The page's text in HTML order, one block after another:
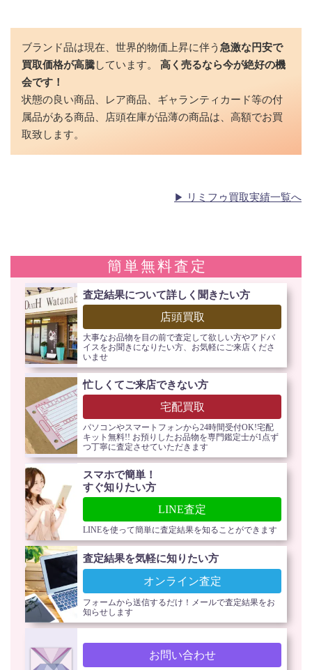
ブランド品は現在、世界的物価上昇に伴う 急激な円安で
買取価格が高騰しています。 高く売るなら今が絶好の機
会です！
状態の良い商品、レア商品、ギャランティカード等の付
属品がある商品、店頭在庫が品薄の商品は、高額でお買
取致します。
リミフゥ買取実績一覧へ
簡単無料査定
査定結果について詳しく聞きたい方
店頭買取
大事なお品物を目の前で査定して欲しい方やアドバ
イスをお聞きになりたい方、お気軽にご来店くださ
いませ
忙しくてご来店できない方
宅配買取
パソコンやスマートフォンから24時間受付OK!宅配
キット無料!! お預りしたお品物を専門鑑定士が1点ず
つ丁寧に査定させていただきます
スマホで簡単！
すぐ知りたい方
LINE査定
LINEを使って簡単に査定結果を知ることができます
査定結果を気軽に知りたい方
オンライン査定
フォームから送信するだけ！メールで査定結果をお
知らせします
お問い合わせ